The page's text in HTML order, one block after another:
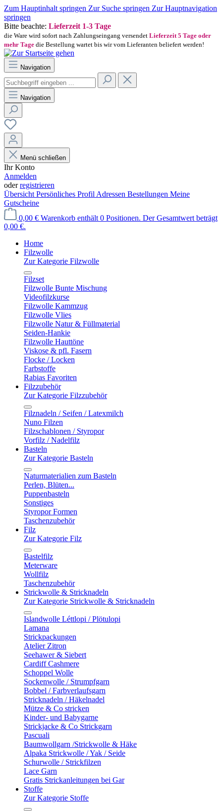
Zum Hauptinhalt springen Zur Suche springen Zur Hauptnavigation
springen
Bitte beachte: Lieferzeit 1-3 Tage
die Ware wird sofort nach Zahlungseingang versendet Lieferzeit 5 Tage oder
mehr Tage die Bestellung wartet bis wir vom Lieferanten beliefert werden!
Navigation
Navigation
Menü schließen
Ihr Konto
Anmelden
oderregistrieren
Übersicht Persönliches Profil Adressen Bestellungen Meine
Gutscheine
0,00 € Warenkorb enthält 0 Positionen. Der Gesamtwert beträgt
0,00 €.
Home
Filzwolle
Zur Kategorie Filzwolle
Filzset
Filzwolle Bunte Mischung
Videofilzkurse
Filzwolle Kammzug
Filzwolle Vlies
Filzwolle Natur & Füllmaterial
Seiden-Hankie
Filzwolle Hauttöne
Viskose & pfl. Fasern
Flocke / Locken
Farbstoffe
Rabias Favoriten
Filzzubehör
Zur Kategorie Filzzubehör
Filznadeln / Seifen / Latexmilch
Nuno Filzen
Filzschablonen / Styropor
Vorfilz / Nadelfilz
Basteln
Zur Kategorie Basteln
Naturmaterialien zum Basteln
Perlen, Blüten...
Puppenbasteln
Sonstiges
Styropor Formen
Taschenzubehör
Filz
Zur Kategorie Filz
Bastelfilz
Meterware
Wollfilz
Taschenzubehör
Strickwolle & Stricknadeln
Zur Kategorie Strickwolle & Stricknadeln
Islandwolle Léttlopi / Plötulopi
Lamana
Strickpackungen
Atelier Zitron
Seehawer & Siebert
Cardiff Cashmere
Schoppel Wolle
Sockenwolle / Strumpfgarn
Bobbel / Farbverlaufsgarn
Stricknadeln / Häkelnadel
Mütze & Co stricken
Kinder- und Babygarne
Strickjacke & Co Strickgarn
Pascuali
Baumwollgarn /Strickwolle & Häke
Alpaka Strickwolle / Yak / Seide
Schurwolle / Strickfilzen
Lace Garn
Gratis Strickanleitungen bei Gar
Stoffe
Zur Kategorie Stoffe